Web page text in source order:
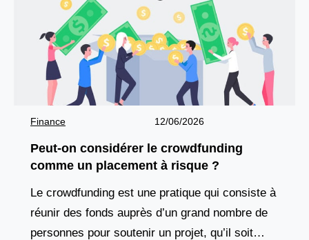
Finance 12/06/2026
Peut-on considérer le crowdfunding
comme un placement à risque ?
Le crowdfunding est une pratique qui consiste à
réunir des fonds auprès d’un grand nombre de
personnes pour soutenir un projet, qu’il soit